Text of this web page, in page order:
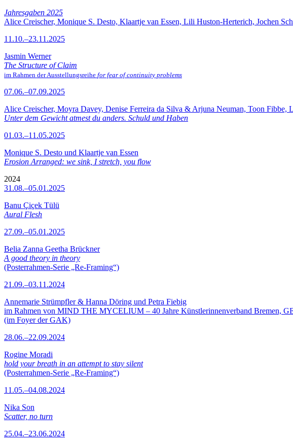
Jahresgaben 2025
Alice Creischer, Monique S. Desto, Klaartje van Essen, Lili Huston-Herterich, Jochen
11.10.–23.11.2025
Jasmin Werner
The Structure of Claim
im Rahmen der Ausstellungsreihe for fear of continuity problems
07.06.–07.09.2025
Alice Creischer, Moyra Davey, Denise Ferreira da Silva & Arjuna Neuman, Toon
Unter dem Gewicht atmest du anders. Schuld und Haben
01.03.–11.05.2025
Monique S. Desto und Klaartje van Essen
Erosion Arranged: we sink, I stretch, you flow
2024
31.08.–05.01.2025
Banu Çiçek Tülü
Aural Flesh
27.09.–05.01.2025
Belia Zanna Geetha Brückner
A good theory in theory
(Posterrahmen-Serie „Re-Framing“)
21.09.–03.11.2024
Annemarie Strümpfler & Hanna Döring und Petra Fiebig
im Rahmen von MIND THE MYCELIUM – 40 Jahre Künstlerinnenverband Bremen,
(im Foyer der GAK)
28.06.–22.09.2024
Rogine Moradi
hold your breath in an attempt to stay silent
(Posterrahmen-Serie „Re-Framing“)
11.05.–04.08.2024
Nika Son
Scatter, no turn
25.04.–23.06.2024